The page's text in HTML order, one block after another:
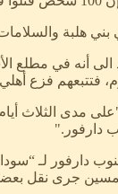
في منطقة
أنه في مطلع
فزع أهلي
مدى الثلاث
دارفور."
دارفور لـ